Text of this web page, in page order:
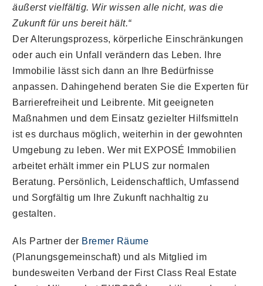
äußerst vielfältig. Wir wissen alle nicht, was die
Zukunft für uns bereit hält.“
Der Alterungsprozess, körperliche Einschränkungen
oder auch ein Unfall verändern das Leben. Ihre
Immobilie lässt sich dann an Ihre Bedürfnisse
anpassen. Dahingehend beraten Sie die Experten für
Barrierefreiheit und Leibrente. Mit geeigneten
Maßnahmen und dem Einsatz gezielter Hilfsmitteln
ist es durchaus möglich, weiterhin in der gewohnten
Umgebung zu leben. Wer mit EXPOSÉ Immobilien
arbeitet erhält immer ein PLUS zur normalen
Beratung. Persönlich, Leidenschaftlich, Umfassend
und Sorgfältig um Ihre Zukunft nachhaltig zu
gestalten.
Als Partner der Bremer Räume
(Planungsgemeinschaft) und als Mitglied im
bundesweiten Verband der First Class Real Estate